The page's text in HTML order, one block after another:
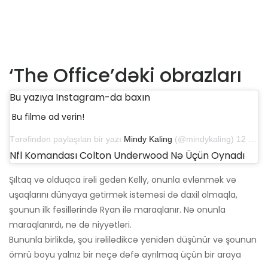
‘The Office’dəki obrazları
Bu yazıya Instagram-da baxın
Bu filmə ad verin!
Tərəfindən paylaşılan bir yazı Mindy Kaling (@mindykaling) 12 fevral 2019-cu il tarixində, saat 10: 55-də
Nfl Komandası Colton Underwood Nə Üçün Oynadı
Şıltaq və olduqca irəli gedən Kelly, onunla evlənmək və
uşaqlarını dünyaya gətirmək istəməsi də daxil olmaqla,
şounun ilk fəsillərində Ryan ilə maraqlanır. Nə onunla
maraqlanırdı, nə də niyyətləri.
Bununla birlikdə, şou irəlilədikcə yenidən düşünür və şounun
ömrü boyu yalnız bir neçə dəfə ayrılmaq üçün bir araya